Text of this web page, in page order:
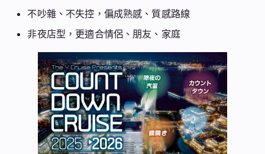
不吵雜、不失控，偏成熟感、質感路線
非夜店型，更適合情侶、朋友、家庭